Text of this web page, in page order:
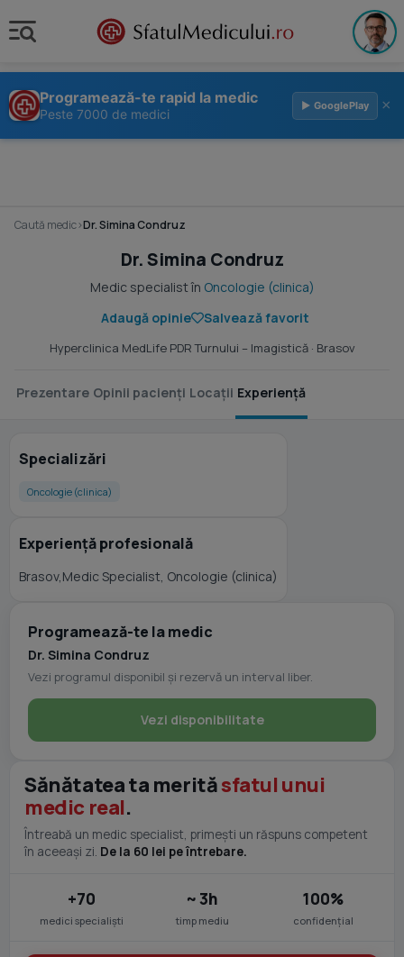
Programează-te rapid la medic
Peste 7000 de medici
▶ GooglePlay ×
Caută medic›Dr. Simina Condruz
Dr. Simina Condruz
Medic specialist în Oncologie (clinica)
Adaugă opinie
Salvează favorit
Hyperclinica MedLife PDR Turnului – Imagistică· Brasov
Prezentare Opinii pacienți Locații Experiență
Specializări
Oncologie (clinica)
Experiență profesională
Brasov,Medic Specialist, Oncologie (clinica)
Programează-te la medic
Dr. Simina Condruz
Vezi programul disponibil și rezervă un interval liber.
Vezi disponibilitate
Sănătatea ta merităsfatul unui
medic real.
Întreabă un medic specialist, primești un răspuns competent
în aceeași zi. De la 60 lei pe întrebare.
+70
medici specialiști
~ 3h
timp mediu
100%
confidențial